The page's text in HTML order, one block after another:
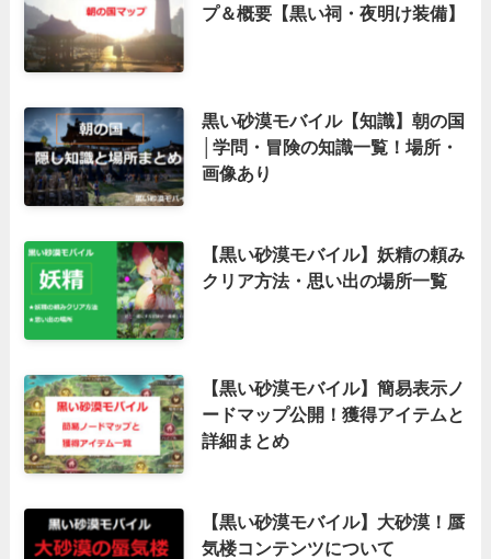
プ＆概要【黒い祠・夜明け装備】
黒い砂漠モバイル【知識】朝の国
│学問・冒険の知識一覧！場所・
画像あり
【黒い砂漠モバイル】妖精の頼み
クリア方法・思い出の場所一覧
【黒い砂漠モバイル】簡易表示ノ
ードマップ公開！獲得アイテムと
詳細まとめ
【黒い砂漠モバイル】大砂漠！蜃
気楼コンテンツについて